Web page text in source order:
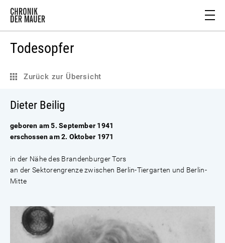
Todesopfer
Zurück zur Übersicht
Dieter Beilig
geboren am 5. September 1941
erschossen am 2. Oktober 1971
in der Nähe des Brandenburger Tors
an der Sektorengrenze zwischen Berlin-Tiergarten und Berlin-
Mitte